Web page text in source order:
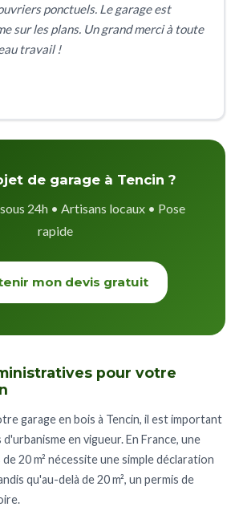
ponctuels. Le garage est
sur les plans. Un grand merci à toute
travail !
de garage à Tencin ?
24h • Artisans locaux • Pose
rapide
mon devis gratuit
pour votre
garage en bois à Tencin, il est important
en vigueur. En France, une
20 m² nécessite une simple déclaration
qu'au-delà de 20 m², un permis de